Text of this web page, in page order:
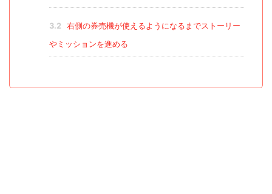
3.2
右側の券売機が使えるようになるまでストーリー
やミッションを進める